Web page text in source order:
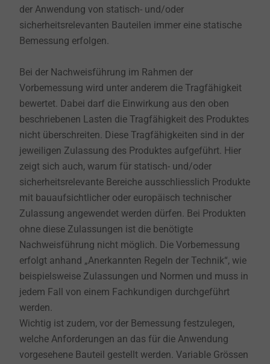
der Anwendung von statisch- und/oder
sicherheitsrelevanten Bauteilen immer eine statische
Bemessung erfolgen.
Bei der Nachweisführung im Rahmen der
Vorbemessung wird unter anderem die Tragfähigkeit
bewertet. Dabei darf die Einwirkung aus den oben
beschriebenen Lasten die Tragfähigkeit des Produktes
nicht überschreiten. Diese Tragfähigkeiten sind in der
jeweiligen Zulassung des Produktes aufgeführt. Hier
zeigt sich auch, warum für statisch- und/oder
sicherheitsrelevante Bereiche ausschliesslich Produkte
mit bauaufsichtlicher oder europäisch technischer
Zulassung angewendet werden dürfen. Bei Produkten
ohne diese Zulassungen ist die benötigte
Nachweisführung nicht möglich. Die Vorbemessung
erfolgt anhand „Anerkannten Regeln der Technik“, wie
beispielsweise Zulassungen und Normen und muss in
jedem Fall von einem Fachkundigen durchgeführt
werden.
Wichtig ist zudem, vor der Bemessung festzulegen,
welche Anforderungen an das für die Anwendung
vorgesehene Bauteil gestellt werden. Variable Grössen